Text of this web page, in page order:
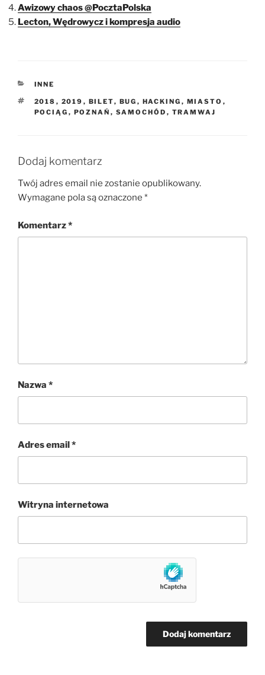
Awizowy chaos @PocztaPolska
Lecton, Wędrowycz i kompresja audio
KATEGORIE
INNE
TAGI
2018 , 2019 , BILET, BUG , HACKING , MIASTO ,
POCIĄG , POZNAŃ , SAMOCHÓD , TRAMWAJ
Dodaj komentarz
Twój adres email nie zostanie opublikowany.
Wymagane pola są oznaczone *
Komentarz*
Nazwa *
Adres email*
Witryna internetowa